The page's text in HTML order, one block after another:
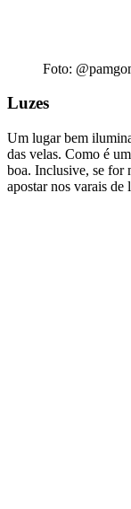
Foto:
Luzes
Um lugar bem
das velas. Como é
boa. Inclusive, se for
apostar nos varais de